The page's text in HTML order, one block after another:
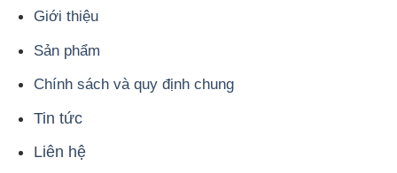
Giới thiệu
Sản phẩm
Chính sách và quy định chung
Tin tức
Liên hệ